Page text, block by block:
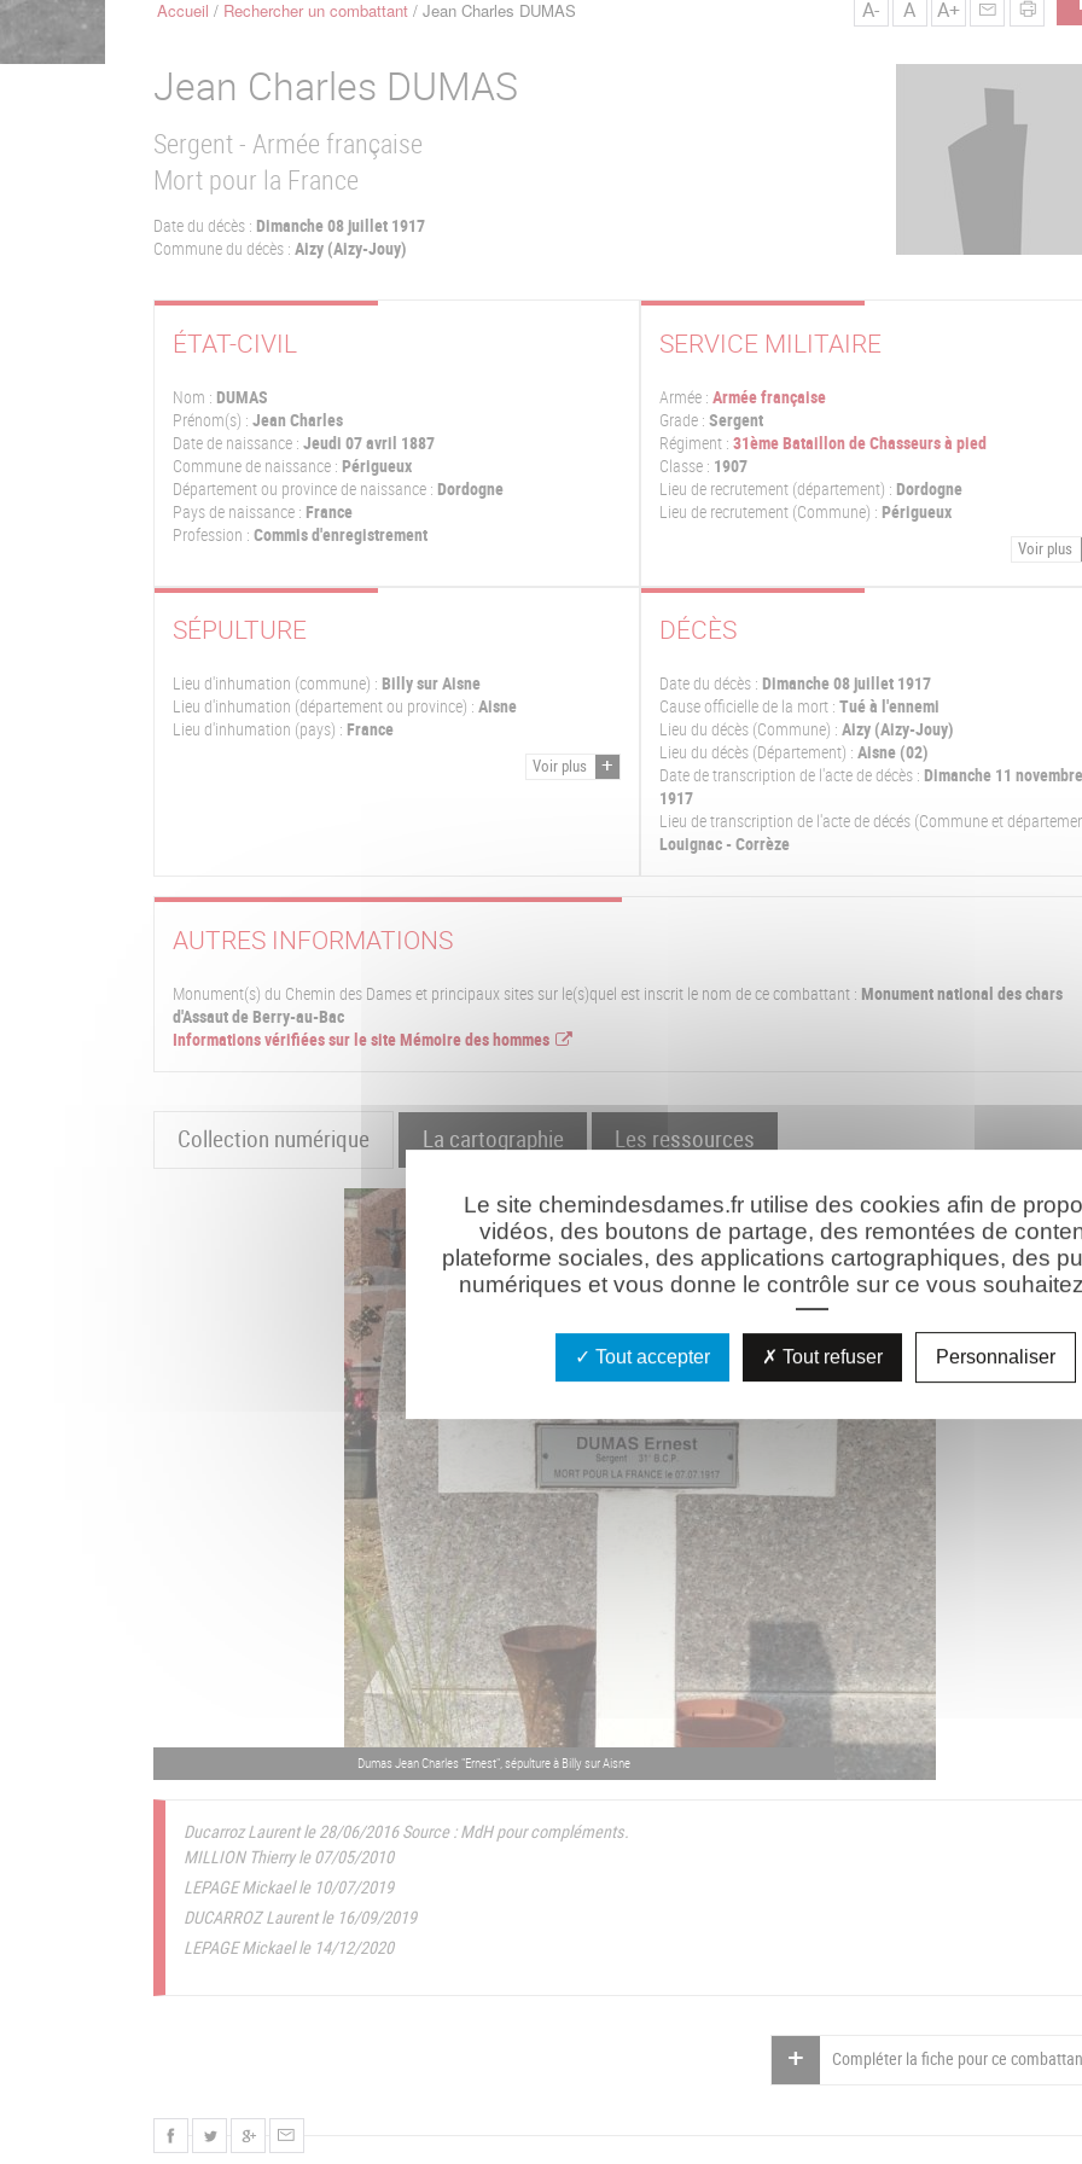
FilAccueil Rechercher un combattant Jean Charles DUMAS A- A A+
Jean Charles DUMAS
Sergent - Armée française
Mort pour la France
Date du décès : Dimanche 08 juillet 1917
Commune du décès : Aizy (Aizy-Jouy)
ÉTAT-CIVIL
Nom : DUMAS
Prénom(s) : Jean Charles
Date de naissance : Jeudi 07 avril 1887
Commune de naissance : Périgueux
Département ou province de naissance : Dordogne
Pays de naissance : France
Profession : Commis d'enregistrement
SERVICE MILITAIRE
Armée : Armée française
Grade : Sergent
Régiment : 31ème Bataillon de Chasseurs à pied
Classe : 1907
Lieu de recrutement (département) : Dordogne
Lieu de recrutement (Commune) : Périgueux
Voir plus
SÉPULTURE
Lieu d'inhumation (commune) : Billy sur Aisne
Lieu d'inhumation (département ou province) : Aisne
Lieu d'inhumation (pays) : France
Voir plus
DÉCÈS
Date du décès : Dimanche 08 juillet 1917
Cause officielle de la mort : Tué à l'ennemi
Lieu du décès (Commune) : Aizy (Aizy-Jouy)
Lieu du décès (Département) : Aisne (02)
Date de transcription de l'acte de décès : Dimanche 11 novembre
1917
Lieu de transcription de l'acte de décés (Commune et
Louignac - Corrèze
AUTRES INFORMATIONS
Monument(s) du Chemin des Dames et principaux sites sur le(s)quel est inscrit le nom de ce combattant : Monument national des chars
d'Assaut de Berry-au-Bac
Informations vérifiées sur le site Mémoire des hommes
Collection numérique La cartographie Les ressources
Dumas Jean Charles "Ernest", sépulture à Billy sur Aisne
Ducarroz Laurent le 28/06/2016Source : MdH pour compléments.
MILLION Thierry le 07/05/2010
LEPAGE Mickael le 10/07/2019
DUCARROZ Laurent le 16/09/2019
LEPAGE Mickael le 14/12/2020
Compléter la fiche pour ce
Le site chemindesdames.fr utilise des cookies afin de
vidéos, des boutons de partage, des remontées de
plateforme sociales, des applications cartographiques, des
numériques et vous donne le contrôle sur ce vous
Tout accepter Tout refuser Personnaliser